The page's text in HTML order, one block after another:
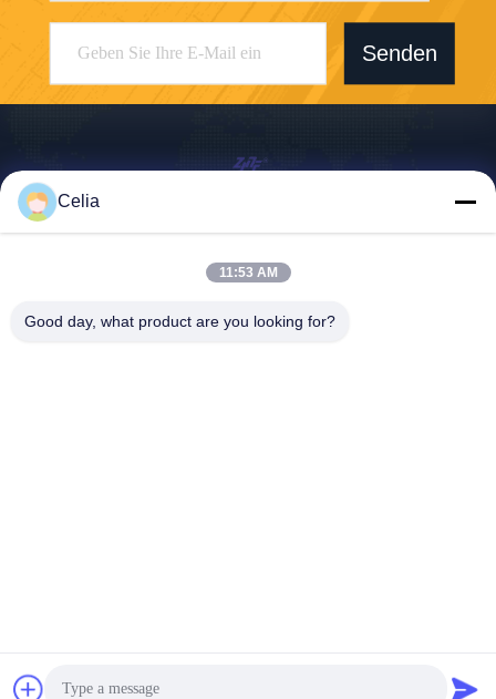
Senden
Shenzhen Zhong Jian South Environment
86--13392805835
Celia
11:53 AM
Good day, what product are you looking for?